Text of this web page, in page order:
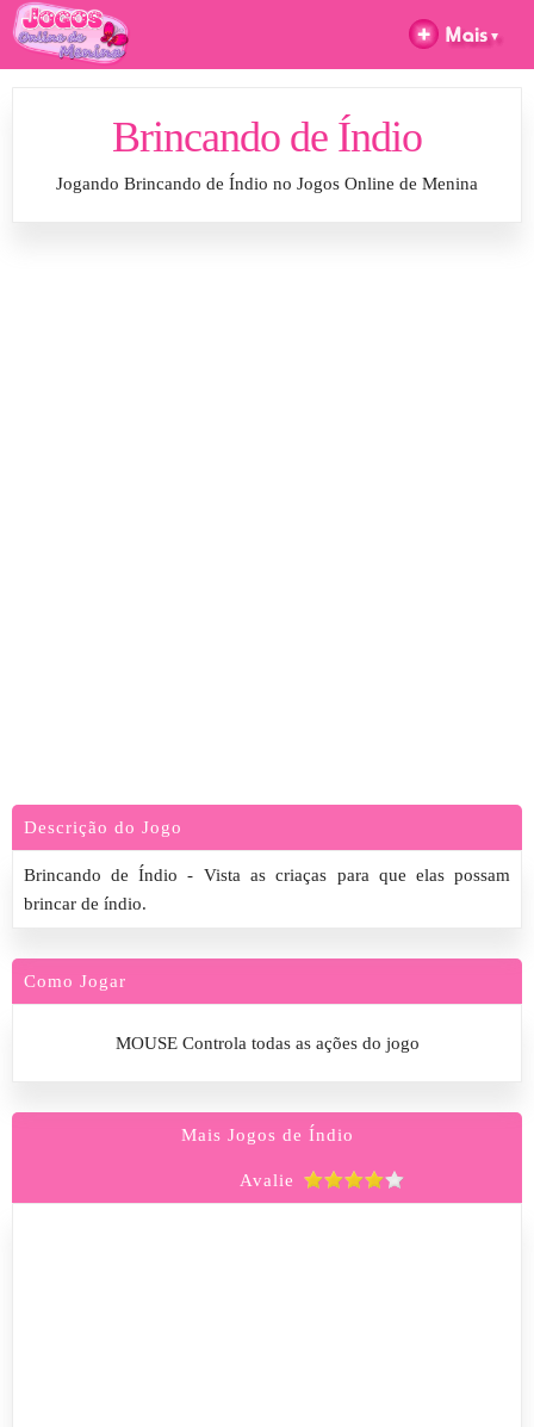
Brincando de Índio
Jogando Brincando de Índio no Jogos Online de Menina
Descrição do Jogo
Brincando de Índio - Vista as criaças para que elas possam
brincar de índio.
Como Jogar
MOUSE Controla todas as ações do jogo
Mais Jogos de Índio
Avalie